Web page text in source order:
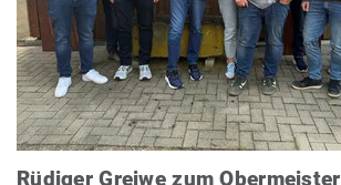
Rüdiger Greiwe zum Obermeister